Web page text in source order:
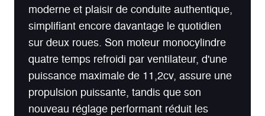
moderne et plaisir de conduite authentique,
simplifiant encore davantage le quotidien
sur deux roues. Son moteur monocylindre
quatre temps refroidi par ventilateur, d'une
puissance maximale de 11,2cv, assure une
propulsion puissante, tandis que son
nouveau réglage performant réduit les